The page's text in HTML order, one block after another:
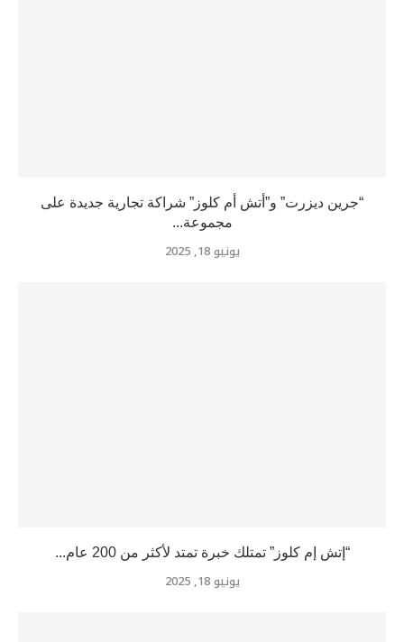
“جرين ديزرت” و”أتش أم كلوز” شراكة تجارية جديدة على
مجموعة...
يونيو 18, 2025
“إتش إم كلوز” تمتلك خبرة تمتد لأكثر من 200 عام...
يونيو 18, 2025